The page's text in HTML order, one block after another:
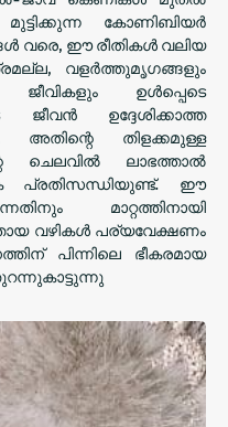
കോണിബിയർ
വരെ, ഈ രീതികൾ വലിയ
വളർത്തുമൃഗങ്ങളും
ജീവികളും ഉൾപ്പെടെ
ഉദ്ദേശിക്കാത്ത
തിളക്കമുള്ള
ചെലവിൽ ലാഭത്താൽ
പ്രതിസന്ധിയുണ്ട്. ഈ
മാറ്റത്തിനായി
വഴികൾ പര്യവേക്ഷണം
പിന്നിലെ ഭീകരമായ